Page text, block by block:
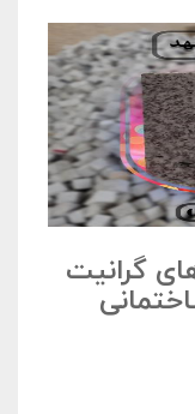
گرانیت